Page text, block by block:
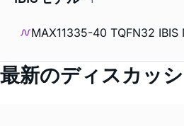
MAX11335-40 TQFN32 IBIS
最新のディスカッ